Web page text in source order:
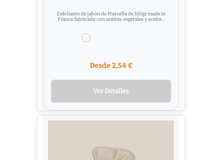
Exfoliante de jabón de Marsella de 100gr made in
France fabricado con aceites vegetales y aceite...
Desde 2,54 €
Ver Detalles